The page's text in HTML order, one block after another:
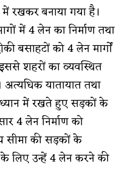
में रखकर बनाया गया है।
में 4 लेन का निर्माण तथा
बसाहटों को 4 लेन मार्गाें
इससे शहरों का व्यवस्थित
अत्यधिक यातायात तथा
ध्यान में रखते हुए सड़कों के
4 लेन निर्माण को
सीमा की सड़कों के
लिए उन्हें 4 लेन करने की